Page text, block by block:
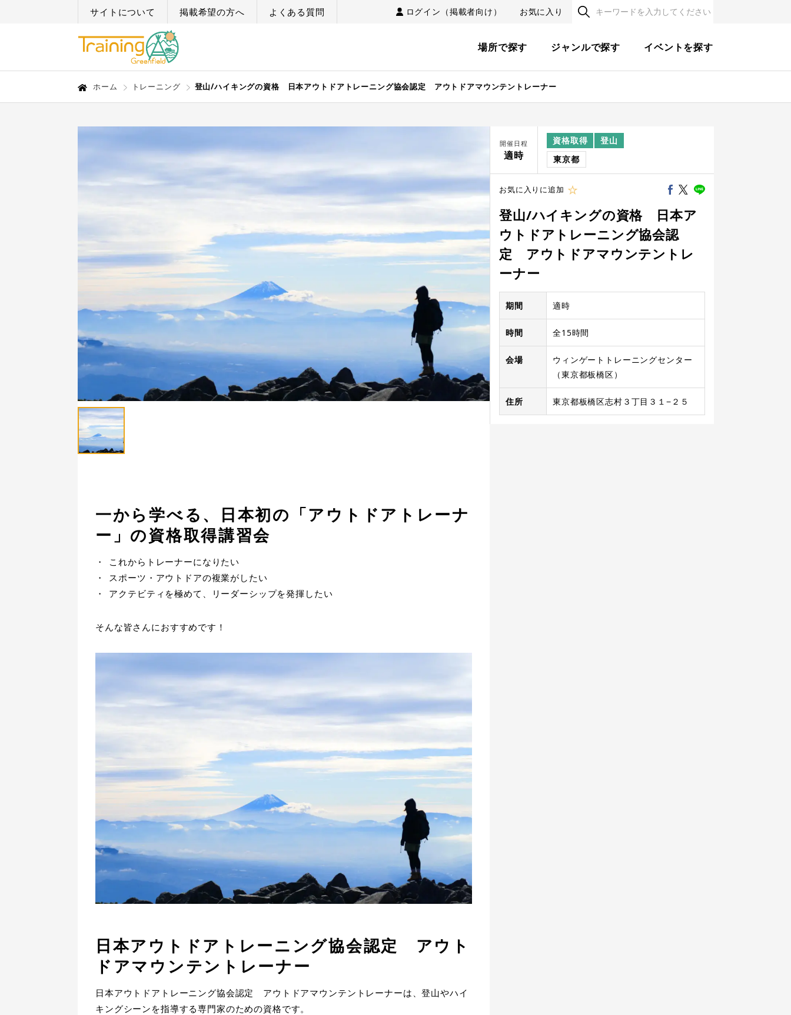
サイトについて 掲載希望の方へ よくある質問 ログイン（掲載者向け） お気に入り
場所で探す ジャンルで探す イベントを探す
ホーム トレーニング 登山/ハイキングの資格 日本アウトドアトレーニング協会認定 アウトドアマウンテントレーナー
一から学べる、日本初の「アウトドアトレーナ
ー」の資格取得講習会
これからトレーナーになりたい
スポーツ・アウトドアの複業がしたい
アクテビティを極めて、リーダーシップを発揮したい
そんな皆さんにおすすめです！
日本アウトドアトレーニング協会認定 アウト
ドアマウンテントレーナー
日本アウトドアトレーニング協会認定 アウトドアマウンテントレーナーは、登山やハイ
キングシーンを指導する専門家のための資格です。
開催日程
適時
資格取得
登山
東京都
お気に入りに追加
登山/ハイキングの資格 日本ア
ウトドアトレーニング協会認
定 アウトドアマウンテントレ
ーナー
期間 適時
時間 全15時間
会場
ウィンゲートトレーニングセンター
（東京都板橋区）
住所 東京都板橋区志村３丁目３１−２５